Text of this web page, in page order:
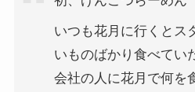
いつも花月に行くとス
いものばかり食べてい
会社の人に花月で何を